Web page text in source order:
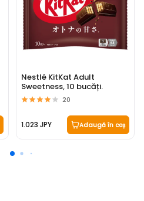
Nestlé KitKat Adult
Sweetness, 10 bucăți.
20
1.023 JPY Adaugă în coș